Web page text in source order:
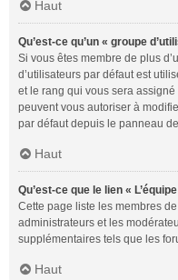
Haut
Qu’est-ce qu’un « groupe
Si vous êtes membre de plus
d’utilisateurs par défaut est
et le rang qui vous sera
peuvent vous autoriser à
par défaut depuis le panneau
Haut
Qu’est-ce que le lien «
Cette page liste les membres
administrateurs et les
supplémentaires tels que les
Haut